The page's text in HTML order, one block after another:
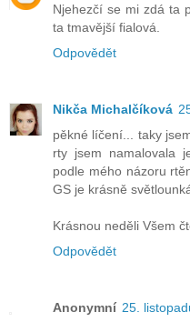
Njehezčí se mi zdá ta
ta tmavější fialová.
Odpovědět
Nikča Michalčíková
pěkné líčení... taky
rty jsem namalovala
podle mého názoru
GS je krásně
Krásnou neděli Všem
Odpovědět
Anonymní 25.